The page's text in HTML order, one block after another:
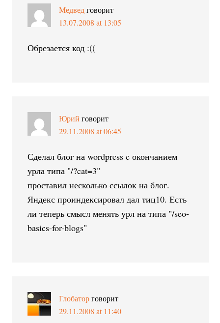
Медвед говорит
13.07.2008 at 13:05
Обрезается код :((
Юрий говорит
29.11.2008 at 06:45
Сделал блог на wordpress c окончанием
урла типа "/?cat=3"
проставил несколько ссылок на блог.
Яндекс проиндексировал дал тиц10. Есть
ли теперь смысл менять урл на типа "/seo-
basics-for-blogs"
Глобатор говорит
29.11.2008 at 11:40